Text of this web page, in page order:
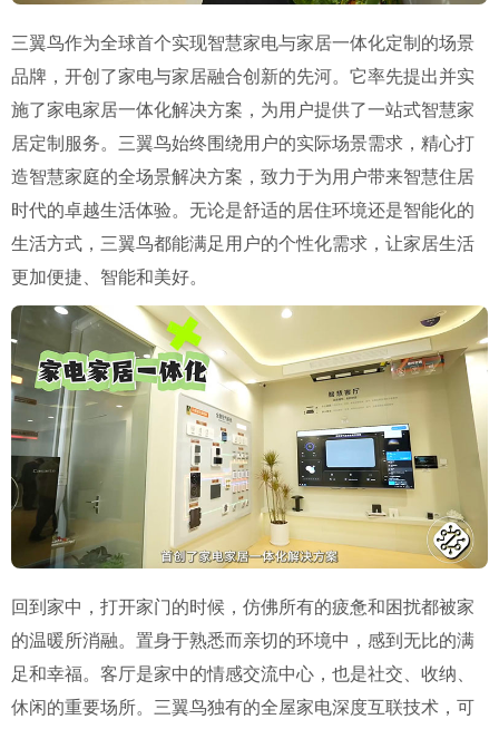
三翼鸟作为全球首个实现智慧家电与家居一体化定制的场景
品牌，开创了家电与家居融合创新的先河。它率先提出并实
施了家电家居一体化解决方案，为用户提供了一站式智慧家
居定制服务。三翼鸟始终围绕用户的实际场景需求，精心打
造智慧家庭的全场景解决方案，致力于为用户带来智慧住居
时代的卓越生活体验。无论是舒适的居住环境还是智能化的
生活方式，三翼鸟都能满足用户的个性化需求，让家居生活
更加便捷、智能和美好。
回到家中，打开家门的时候，仿佛所有的疲惫和困扰都被家
的温暖所消融。置身于熟悉而亲切的环境中，感到无比的满
足和幸福。客厅是家中的情感交流中心，也是社交、收纳、
休闲的重要场所。三翼鸟独有的全屋家电深度互联技术，可